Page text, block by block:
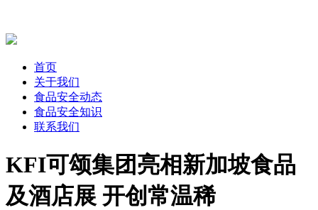
首页
关于我们
食品安全动态
食品安全知识
联系我们
KFI可颂集团亮相新加坡食品
及酒店展 开创常温稀